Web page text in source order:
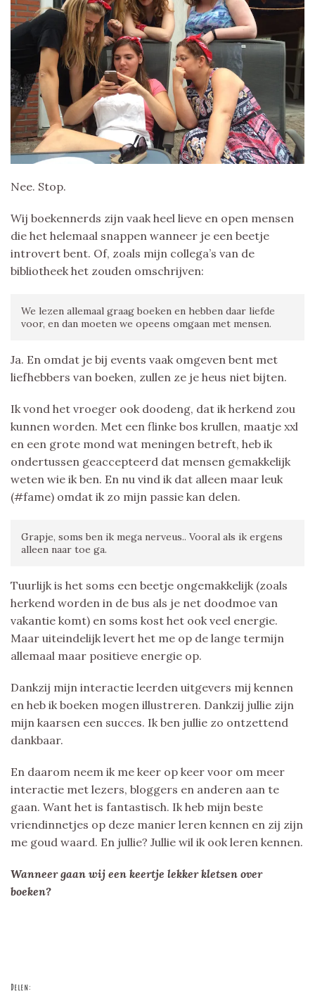
Nee. Stop.
Wij boekennerds zijn vaak heel lieve en open mensen
die het helemaal snappen wanneer je een beetje
introvert bent. Of, zoals mijn collega’s van de
bibliotheek het zouden omschrijven:
We lezen allemaal graag boeken en hebben daar liefde
voor, en dan moeten we opeens omgaan met mensen.
Ja. En omdat je bij events vaak omgeven bent met
liefhebbers van boeken, zullen ze je heus niet bijten.
Ik vond het vroeger ook doodeng, dat ik herkend zou
kunnen worden. Met een flinke bos krullen, maatje xxl
en een grote mond wat meningen betreft, heb ik
ondertussen geaccepteerd dat mensen gemakkelijk
weten wie ik ben. En nu vind ik dat alleen maar leuk
(#fame) omdat ik zo mijn passie kan delen.
Grapje, soms ben ik mega nerveus.. Vooral als ik ergens
alleen naar toe ga.
Tuurlijk is het soms een beetje ongemakkelijk (zoals
herkend worden in de bus als je net doodmoe van
vakantie komt) en soms kost het ook veel energie.
Maar uiteindelijk levert het me op de lange termijn
allemaal maar positieve energie op.
Dankzij mijn interactie leerden uitgevers mij kennen
en heb ik boeken mogen illustreren. Dankzij jullie zijn
mijn kaarsen een succes. Ik ben jullie zo ontzettend
dankbaar.
En daarom neem ik me keer op keer voor om meer
interactie met lezers, bloggers en anderen aan te
gaan. Want het is fantastisch. Ik heb mijn beste
vriendinnetjes op deze manier leren kennen en zij zijn
me goud waard. En jullie? Jullie wil ik ook leren kennen.
Wanneer gaan wij een keertje lekker kletsen over
boeken?
Delen: